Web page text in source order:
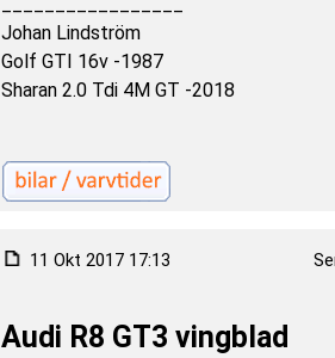
Johan Lindström
Golf GTI 16v -1987
Sharan 2.0 Tdi 4M GT -2018
11 Okt 2017 17:13
Audi R8 GT3 vingblad